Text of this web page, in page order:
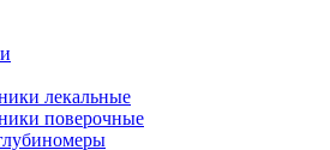
лекальные
поверочные